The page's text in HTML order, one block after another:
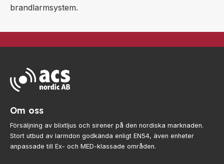
brandlarmsystem.
Om oss
Försäljning av blixtljus och sirener på den nordiska marknaden.
Stort utbud av larmdon godkända enligt EN54, även enheter
anpassade till Ex- och MED-klassade områden.